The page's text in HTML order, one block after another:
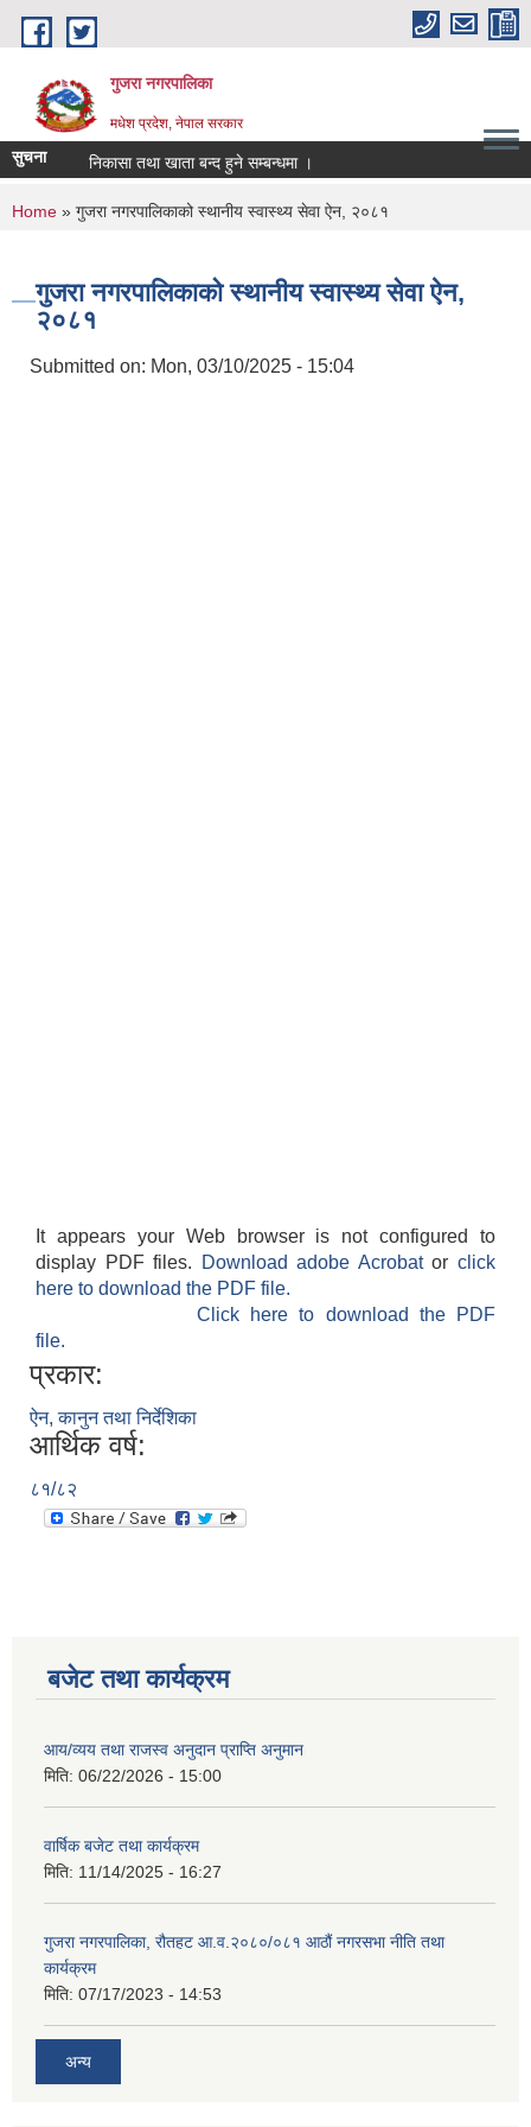
Skip to main content
गुजरा नगरपालिका
मधेश प्रदेश, नेपाल सरकार
सुचनानिकासा तथा खाता बन्द हुने सम्बन्धमा ।
You are here
Home » गुजरा नगरपालिकाको स्थानीय स्वास्थ्य सेवा ऐन, २०८१
गुजरा नगरपालिकाको स्थानीय स्वास्थ्य सेवा ऐन,
२०८१
Submitted on: Mon, 03/10/2025 - 15:04
It appears your Web browser is not configured to
display PDF files.
Download adobe Acrobatorclick
here to download the PDF file.
Click here to download the PDF
file.
प्रकार:
ऐन, कानुन तथा निर्देशिका
आर्थिक वर्ष:
८१/८२
बजेट तथा कार्यक्रम
आय/व्यय तथा राजस्व अनुदान प्राप्ति अनुमान
मिति: 06/22/2026 - 15:00
वार्षिक बजेट तथा कार्यक्रम
मिति: 11/14/2025 - 16:27
गुजरा नगरपालिका, रौतहट आ.व.२०८०/०८१ आठौं नगरसभा नीति तथा
कार्यक्रम
मिति: 07/17/2023 - 14:53
अन्य